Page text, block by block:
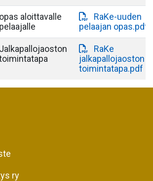
opas aloittavalle
pelaajalle
RaKe-uuden
pelaajan opas.pdf
Jalkapallojaoston
RaKe
jalkapallojaoston
toimintatapa.pdf
ry